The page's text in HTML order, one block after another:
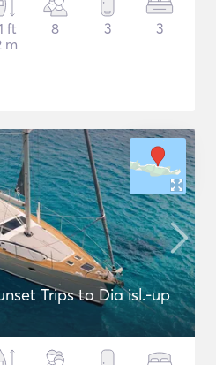
ft
m
8 3 3
Trips to Dia isl.-up